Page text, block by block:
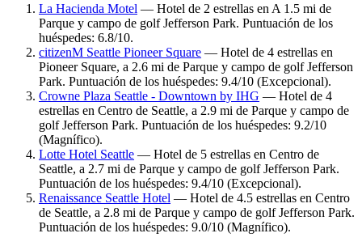
La Hacienda Motel — Hotel de 2 estrellas en A 1.5 mi de
Parque y campo de golf Jefferson Park. Puntuación de los
huéspedes: 6.8/10.
citizenM Seattle Pioneer Square — Hotel de 4 estrellas en
Pioneer Square, a 2.6 mi de Parque y campo de golf Jefferson
Park. Puntuación de los huéspedes: 9.4/10 (Excepcional).
Crowne Plaza Seattle - Downtown by IHG — Hotel de 4
estrellas en Centro de Seattle, a 2.9 mi de Parque y campo de
golf Jefferson Park. Puntuación de los huéspedes: 9.2/10
(Magnífico).
Lotte Hotel Seattle — Hotel de 5 estrellas en Centro de
Seattle, a 2.7 mi de Parque y campo de golf Jefferson Park.
Puntuación de los huéspedes: 9.4/10 (Excepcional).
Renaissance Seattle Hotel — Hotel de 4.5 estrellas en Centro
de Seattle, a 2.8 mi de Parque y campo de golf Jefferson Park.
Puntuación de los huéspedes: 9.0/10 (Magnífico).